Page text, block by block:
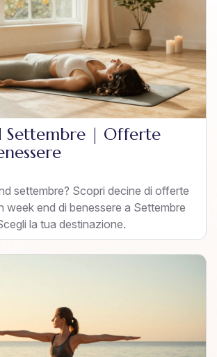
Settembre | Offerte
settembre? Scopri decine di offerte
week end di benessere a Settembre
la tua destinazione.